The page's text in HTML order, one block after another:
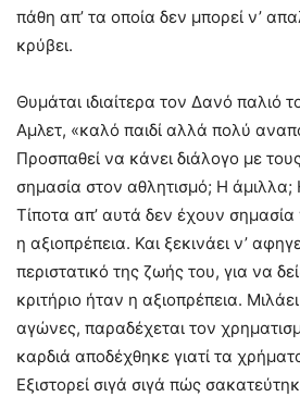
πάθη απ’ τα οποία δεν μπορεί ν’
κρύβει.
Θυμάται ιδιαίτερα τον Δανό παλιό
Αμλετ, «καλό παιδί αλλά πολύ
Προσπαθεί να κάνει διάλογο με
σημασία στον αθλητισμό; Η
Τίποτα απ’ αυτά δεν έχουν
η αξιοπρέπεια. Και ξεκινάει ν’
περιστατικό της ζωής του, για να
κριτήριο ήταν η αξιοπρέπεια.
αγώνες, παραδέχεται τον
καρδιά αποδέχθηκε γιατί τα
Εξιστορεί σιγά σιγά πώς